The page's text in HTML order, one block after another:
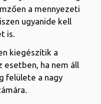
a mennyezeti
ugyanide kell
is.
kiegészítik a
ha nem áll
felülete a nagy